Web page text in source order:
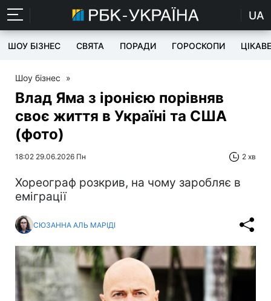
UA
ШОУ БІЗНЕС СВЯТА ПОРАДИ ГОРОСКОПИ ЦІКАВЕ
Шоу бізнес »
Влад Яма з іронією порівняв
своє життя в Україні та США
(фото)
18:02 29.06.2026 Пн 2 хв
Хореограф розкрив, на чому заробляє в
еміграції
СЮЗАННА АЛЬ МАРІДІ